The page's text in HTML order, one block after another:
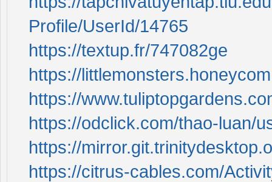
Profile/UserId/14765
https://textup.fr/747082ge
https://
https://
https://odclick.com/thao-luan/
https://
https://citrus-cables.com/